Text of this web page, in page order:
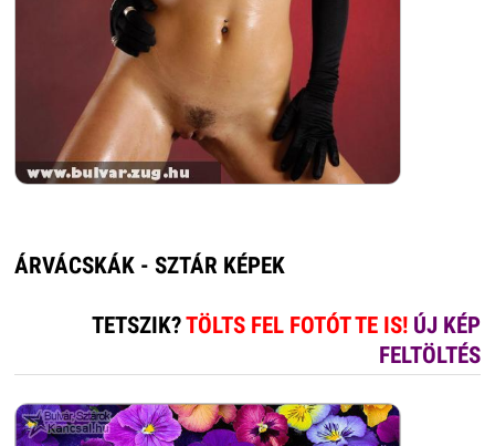
ÁRVÁCSKÁK - SZTÁR KÉPEK
TETSZIK?TÖLTS FEL FOTÓT TE IS! ÚJ KÉP
FELTÖLTÉS